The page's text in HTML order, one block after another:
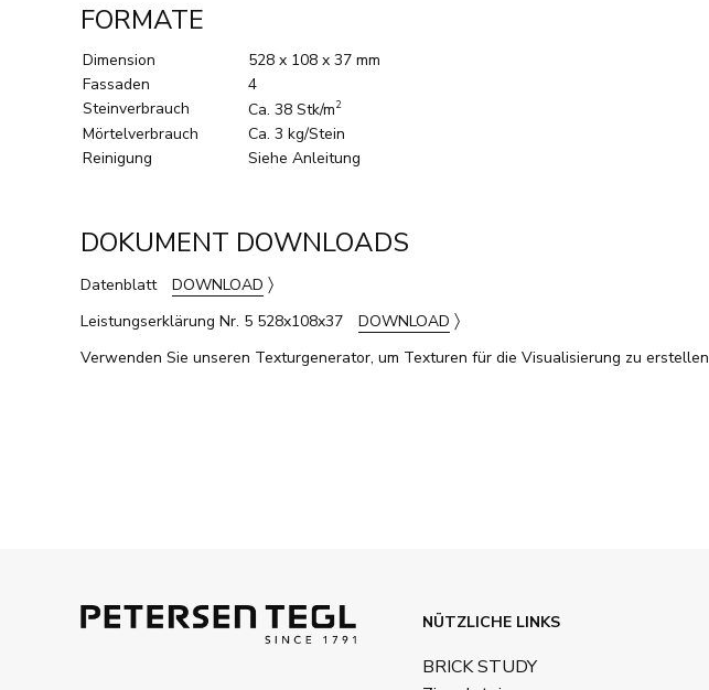
FORMATE
Dimension
528 x 108 x 37 mm
Fassaden
4
Steinverbrauch
Ca. 38 Stk/m2
Mörtelverbrauch
Ca. 3 kg/Stein
Reinigung
Siehe Anleitung
DOKUMENT DOWNLOADS
Datenblatt DOWNLOAD 〉
Leistungserklärung Nr. 5 528x108x37 DOWNLOAD 〉
Verwenden Sie unseren Texturgenerator, um Texturen für die Visualisierung zu erstellen
NÜTZLICHE LINKS
BRICK STUDY